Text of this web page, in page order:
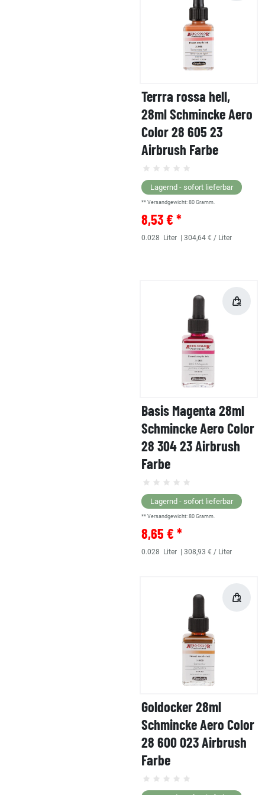
Terrra rossa hell,
28ml Schmincke Aero
Color 28 605 23
Airbrush Farbe
Lagernd - sofort lieferbar
** Versandgewicht: 80 Gramm.
8,53 € *
0.028 Liter | 304,64 € / Liter
Basis Magenta 28ml
Schmincke Aero Color
28 304 23 Airbrush
Farbe
Lagernd - sofort lieferbar
** Versandgewicht: 80 Gramm.
8,65 € *
0.028 Liter | 308,93 € / Liter
Goldocker 28ml
Schmincke Aero Color
28 600 023 Airbrush
Farbe